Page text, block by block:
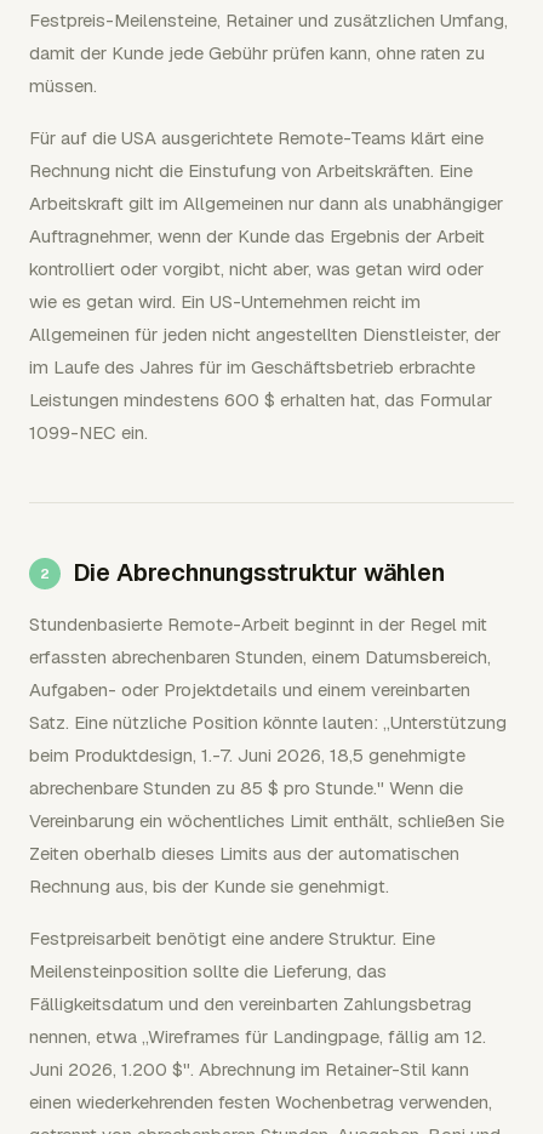
Festpreis-Meilensteine, Retainer und zusätzlichen Umfang,
damit der Kunde jede Gebühr prüfen kann, ohne raten zu
müssen.
Für auf die USA ausgerichtete Remote-Teams klärt eine
Rechnung nicht die Einstufung von Arbeitskräften. Eine
Arbeitskraft gilt im Allgemeinen nur dann als unabhängiger
Auftragnehmer, wenn der Kunde das Ergebnis der Arbeit
kontrolliert oder vorgibt, nicht aber, was getan wird oder
wie es getan wird. Ein US-Unternehmen reicht im
Allgemeinen für jeden nicht angestellten Dienstleister, der
im Laufe des Jahres für im Geschäftsbetrieb erbrachte
Leistungen mindestens 600 $ erhalten hat, das Formular
1099-NEC ein.
Die Abrechnungsstruktur wählen
Stundenbasierte Remote-Arbeit beginnt in der Regel mit
erfassten abrechenbaren Stunden, einem Datumsbereich,
Aufgaben- oder Projektdetails und einem vereinbarten
Satz. Eine nützliche Position könnte lauten: „Unterstützung
beim Produktdesign, 1.-7. Juni 2026, 18,5 genehmigte
abrechenbare Stunden zu 85 $ pro Stunde." Wenn die
Vereinbarung ein wöchentliches Limit enthält, schließen Sie
Zeiten oberhalb dieses Limits aus der automatischen
Rechnung aus, bis der Kunde sie genehmigt.
Festpreisarbeit benötigt eine andere Struktur. Eine
Meilensteinposition sollte die Lieferung, das
Fälligkeitsdatum und den vereinbarten Zahlungsbetrag
nennen, etwa „Wireframes für Landingpage, fällig am 12.
Juni 2026, 1.200 $". Abrechnung im Retainer-Stil kann
einen wiederkehrenden festen Wochenbetrag verwenden,